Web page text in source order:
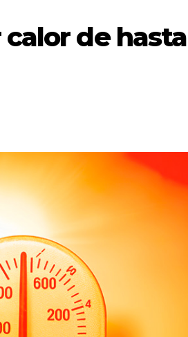
de hasta